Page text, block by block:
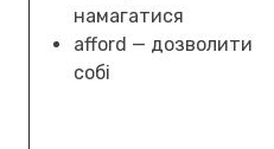
намагатися
afford — дозволити
собі